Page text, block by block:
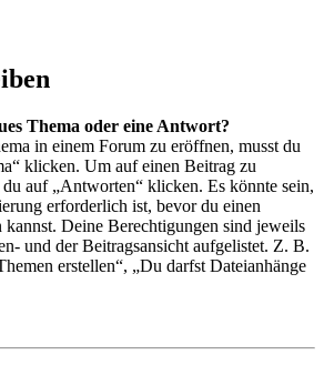
Thema oder eine Antwort?
in einem Forum zu eröffnen, musst du
klicken. Um auf einen Beitrag zu
auf „Antworten“ klicken. Es könnte sein,
erforderlich ist, bevor du einen
kannst. Deine Berechtigungen sind jeweils
und der Beitragsansicht aufgelistet. Z. B.
erstellen“, „Du darfst Dateianhänge